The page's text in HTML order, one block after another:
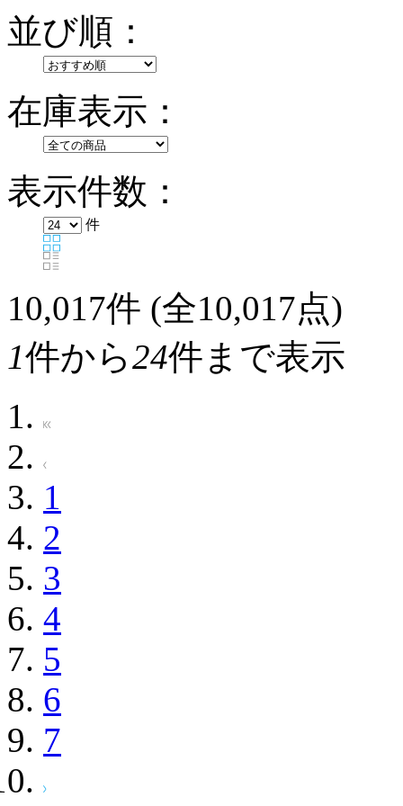
並び順：
在庫表示：
表示件数：
件
10,017件 (全10,017点)
1件から24件まで表示
1
2
3
4
5
6
7